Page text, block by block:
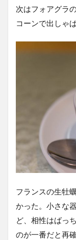
次はフォアグラ
コーンで出しゃ
フランスの生牡
かった。小さな
ど、相性はばっ
のが一番だと再確